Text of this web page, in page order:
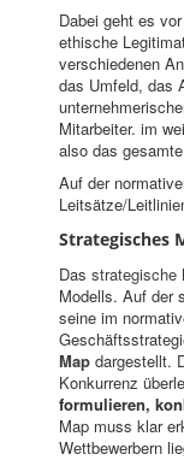
Dabei geht es
ethische
verschiedenen
das Umfeld, das
Mitarbeiter. im
also das
Auf der
Leitsätze/
Strategisches
Das strategische
Modells. Auf der
seine im
Mapdargestellt.
Konkurrenz
formulieren,
Map muss klar
Wettbewerbern